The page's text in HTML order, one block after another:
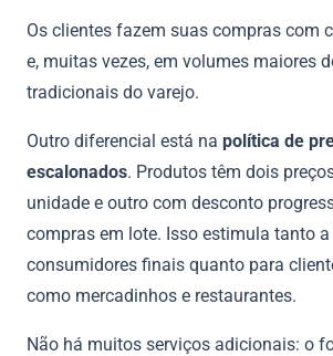
Os clientes fazem suas compras com
e, muitas vezes, em volumes maiores
tradicionais do varejo.
Outro diferencial está na política de
escalonados. Produtos têm dois
unidade e outro com desconto
compras em lote. Isso estimula tanto a
consumidores finais quanto para
como mercadinhos e restaurantes.
Não há muitos serviços adicionais: o